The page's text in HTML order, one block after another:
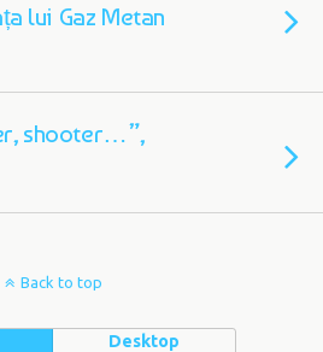
lui Gaz Metan
shooter…”,
Back to top
Desktop